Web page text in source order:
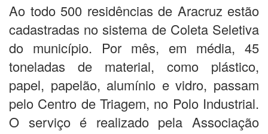
Ao todo 500 residências de Aracruz estão
cadastradas no sistema de Coleta Seletiva
do município. Por mês, em média, 45
toneladas de material, como plástico,
papel, papelão, alumínio e vidro, passam
pelo Centro de Triagem, no Polo Industrial.
O serviço é realizado pela Associação